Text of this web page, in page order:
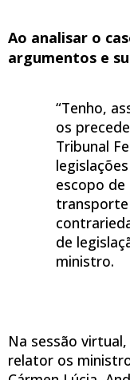
Ao analisar o
argumentos e
“Tenho,
os
Tribunal
escopo
de
ministro.
Na sessão
relator os